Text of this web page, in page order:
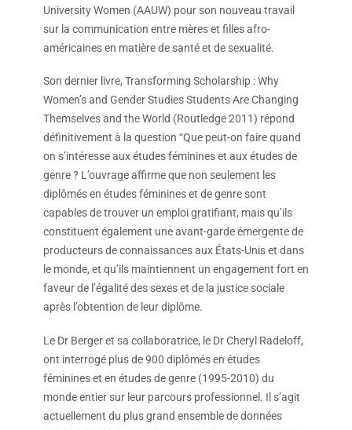
University Women (AAUW) pour son nouveau travail
sur la communication entre mères et filles afro-
américaines en matière de santé et de sexualité.
Son dernier livre, Transforming Scholarship : Why
Women’s and Gender Studies Students Are Changing
Themselves and the World (Routledge 2011) répond
définitivement à la question “Que peut-on faire quand
on s’intéresse aux études féminines et aux études de
genre ? L’ouvrage affirme que non seulement les
diplômés en études féminines et de genre sont
capables de trouver un emploi gratifiant, mais qu’ils
constituent également une avant-garde émergente de
producteurs de connaissances aux États-Unis et dans
le monde, et qu’ils maintiennent un engagement fort en
faveur de l’égalité des sexes et de la justice sociale
après l’obtention de leur diplôme.
Le Dr Berger et sa collaboratrice, le Dr Cheryl Radeloff,
ont interrogé plus de 900 diplômés en études
féminines et en études de genre (1995-2010) du
monde entier sur leur parcours professionnel. Il s’agit
actuellement du plus grand ensemble de données